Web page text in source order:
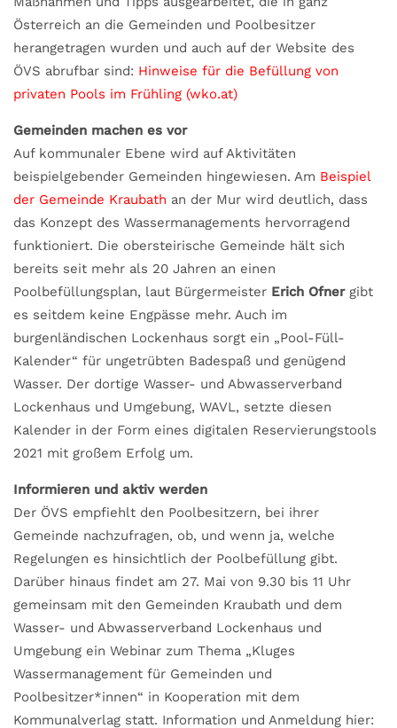
Österreich an die Gemeinden und Poolbesitzer
herangetragen wurden und auch auf der Website des
ÖVS abrufbar sind: Hinweise für die Befüllung von
privaten Pools im Frühling (wko.at)
Gemeinden machen es vor
Auf kommunaler Ebene wird auf Aktivitäten
beispielgebender Gemeinden hingewiesen. Am Beispiel
der Gemeinde Kraubath an der Mur wird deutlich, dass
das Konzept des Wassermanagements hervorragend
funktioniert. Die obersteirische Gemeinde hält sich
bereits seit mehr als 20 Jahren an einen
Poolbefüllungsplan, laut Bürgermeister Erich Ofnergibt
es seitdem keine Engpässe mehr. Auch im
burgenländischen Lockenhaus sorgt ein „Pool-Füll-
Kalender“ für ungetrübten Badespaß und genügend
Wasser. Der dortige Wasser- und Abwasserverband
Lockenhaus und Umgebung, WAVL, setzte diesen
Kalender in der Form eines digitalen Reservierungstools
2021 mit großem Erfolg um.
Informieren und aktiv werden
Der ÖVS empfiehlt den Poolbesitzern, bei ihrer
Gemeinde nachzufragen, ob, und wenn ja, welche
Regelungen es hinsichtlich der Poolbefüllung gibt.
Darüber hinaus findet am 27. Mai von 9.30 bis 11 Uhr
gemeinsam mit den Gemeinden Kraubath und dem
Wasser- und Abwasserverband Lockenhaus und
Umgebung ein Webinar zum Thema „Kluges
Wassermanagement für Gemeinden und
Poolbesitzer*innen“ in Kooperation mit dem
Kommunalverlag statt. Information und Anmeldung hier: